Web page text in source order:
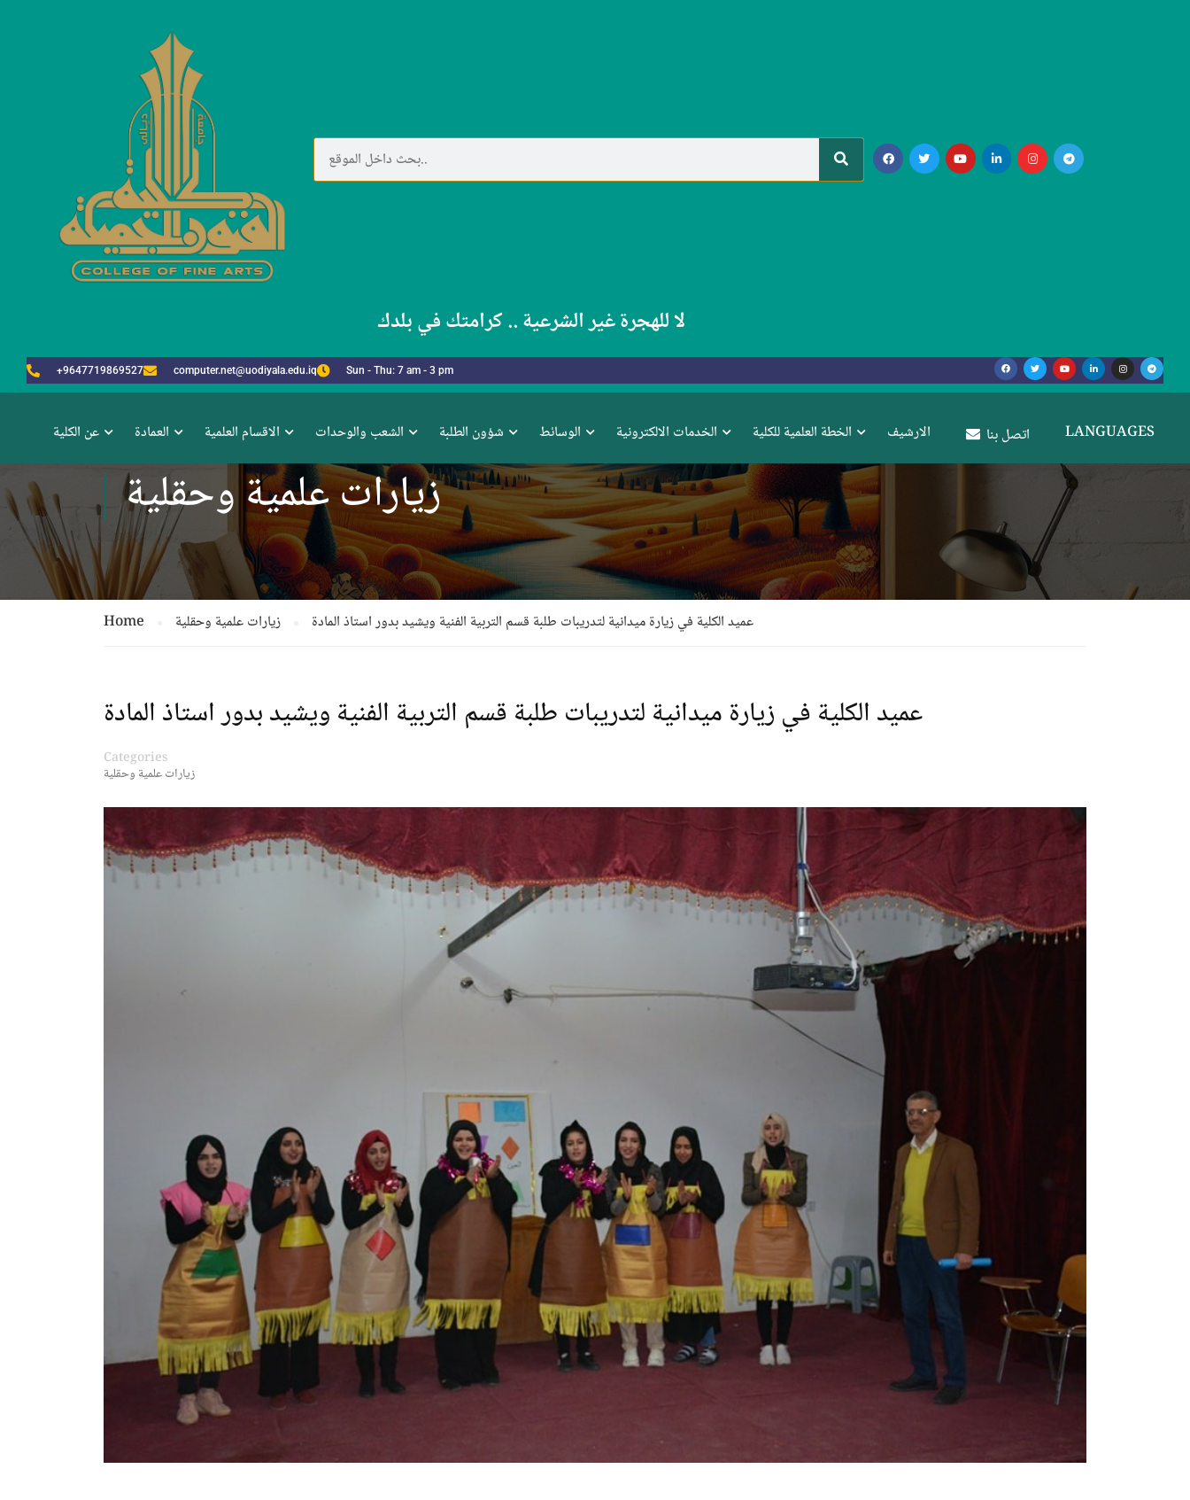
لا للهجرة غير الشرعية .. كرامتك في بلدك
+9647719869527 computer.net@uodiyala.edu.iq Sun - Thu: 7 am - 3 pm
عن الكلية العمادة الاقسام العلمية الشعب والوحدات شؤون الطلبة الوسائط الخدمات الالكترونية الخطة العلمية للكلية الارشيف اتصل بنا LANGUAGES
زيارات علمية وحقلية
Home زيارات علمية وحقلية عميد الكلية في زيارة ميدانية لتدريبات طلبة قسم التربية الفنية ويشيد بدور استاذ المادة
عميد الكلية في زيارة ميدانية لتدريبات طلبة قسم التربية الفنية ويشيد بدور استاذ المادة
Categories
زيارات علمية وحقلية